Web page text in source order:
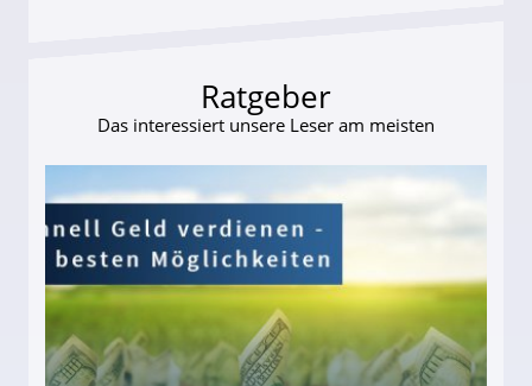
Ratgeber
Das interessiert unsere Leser am meisten